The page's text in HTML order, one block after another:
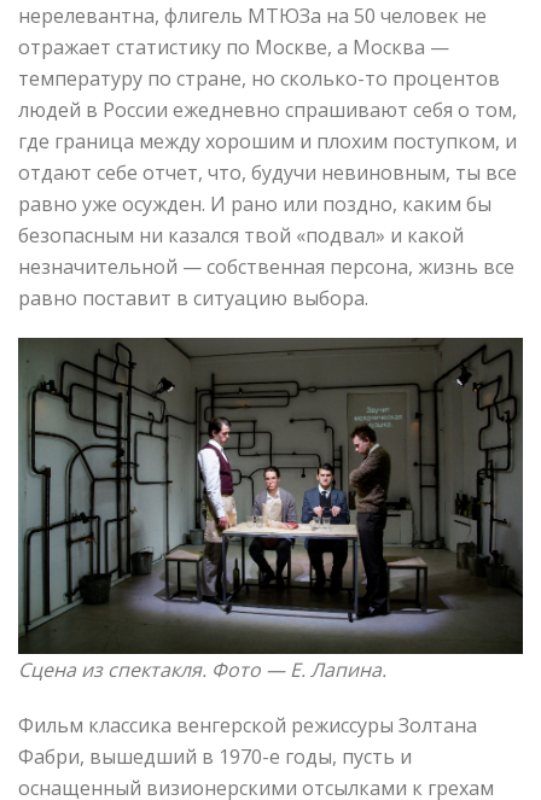
нерелевантна, флигель МТЮЗа на 50 человек не
отражает статистику по Москве, а Москва —
температуру по стране, но сколько-то процентов
людей в России ежедневно спрашивают себя о том,
где граница между хорошим и плохим поступком, и
отдают себе отчет, что, будучи невиновным, ты все
равно уже осужден. И рано или поздно, каким бы
безопасным ни казался твой «подвал» и какой
незначительной — собственная персона, жизнь все
равно поставит в ситуацию выбора.
Сцена из спектакля. Фото —Е. Лапина.
Фильм классика венгерской режиссуры Золтана
Фабри, вышедший в 1970-е годы, пусть и
оснащенный визионерскими отсылками к грехам